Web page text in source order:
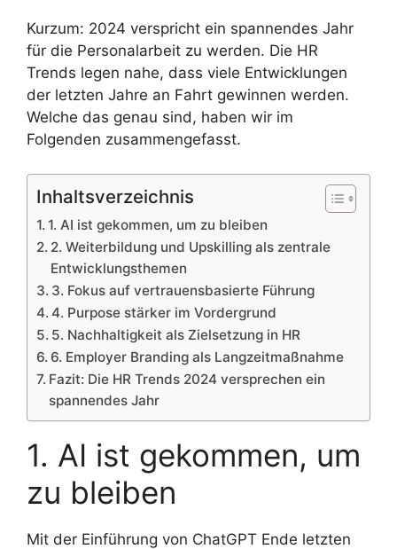
Kurzum: 2024 verspricht ein spannendes Jahr
für die Personalarbeit zu werden. Die HR
Trends legen nahe, dass viele Entwicklungen
der letzten Jahre an Fahrt gewinnen werden.
Welche das genau sind, haben wir im
Folgenden zusammengefasst.
Inhaltsverzeichnis
1. AI ist gekommen, um zu bleiben
2. Weiterbildung und Upskilling als zentrale
Entwicklungsthemen
3. Fokus auf vertrauensbasierte Führung
4. Purpose stärker im Vordergrund
5. Nachhaltigkeit als Zielsetzung in HR
6. Employer Branding als Langzeitmaßnahme
Fazit: Die HR Trends 2024 versprechen ein
spannendes Jahr
1. AI ist gekommen, um
zu bleiben
Mit der Einführung von ChatGPT Ende letzten